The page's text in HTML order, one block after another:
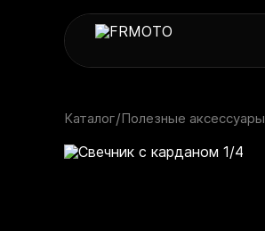
Каталог/Полезные аксессуары